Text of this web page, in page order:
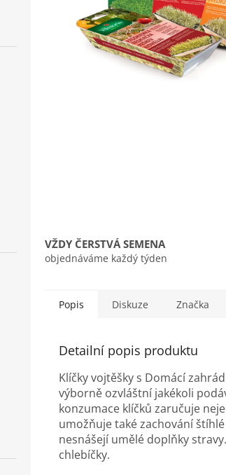
VŽDY ČERSTVÁ SEMENA
objednáváme každý týden
Popis Diskuze Značka
Detailní popis produktu
Klíčky vojtěšky s Domácí
výborně ozvláštní jakékoli
konzumace klíčků zaručuje
umožňuje také zachování
nesnášejí umělé doplňky
chlebíčky.